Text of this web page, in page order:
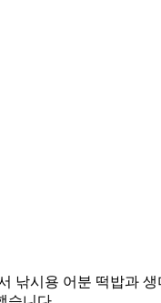
낚시용 어분 떡밥과 생